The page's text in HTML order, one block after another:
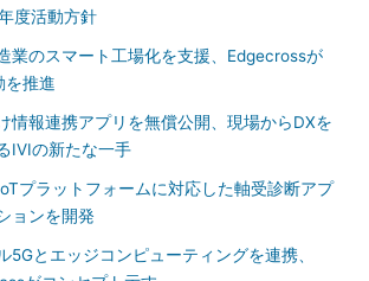
度活動方針
業のスマート工場化を支援、Edgecrossが
を推進
情報連携アプリを無償公開、現場からDXを
IVIの新たな一手
プラットフォームに対応した軸受診断アプ
ョンを開発
5Gとエッジコンピューティングを連携、